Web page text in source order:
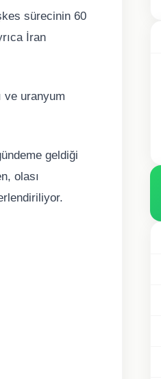
sürecinin 60
İran
ve uranyum
geldiği
olası